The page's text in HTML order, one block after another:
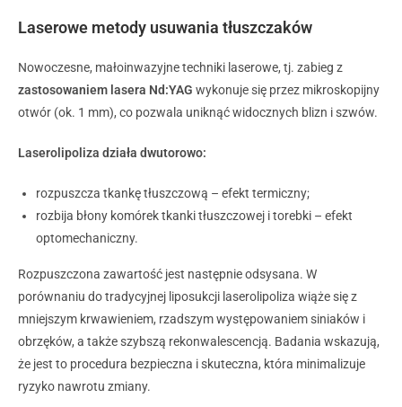
Laserowe metody usuwania tłuszczaków
Nowoczesne, małoinwazyjne techniki laserowe, tj. zabieg z
zastosowaniem lasera Nd:YAG wykonuje się przez mikroskopijny
otwór (ok. 1 mm), co pozwala uniknąć widocznych blizn i szwów.
Laserolipoliza działa dwutorowo:
rozpuszcza tkankę tłuszczową – efekt termiczny;
rozbija błony komórek tkanki tłuszczowej i torebki – efekt
optomechaniczny.
Rozpuszczona zawartość jest następnie odsysana. W
porównaniu do tradycyjnej liposukcji laserolipoliza wiąże się z
mniejszym krwawieniem, rzadszym występowaniem siniaków i
obrzęków, a także szybszą rekonwalescencją. Badania wskazują,
że jest to procedura bezpieczna i skuteczna, która minimalizuje
ryzyko nawrotu zmiany.